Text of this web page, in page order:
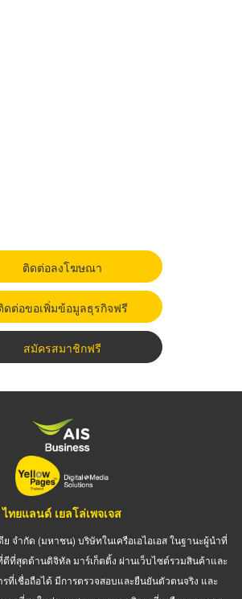
ติดต่อลงโฆษณา
ดต่อขอเพิ่มข้อมูลธุรกิจฟรี
สมัครสมาชิกฟรี
ไทยแลนด์ เยลโล่เพจเจส
ย จำกัด (มหาชน) บริษัทในเครือเอไอเอส ในฐานะผู้นำที่
ที่สุดด้านดิจิทัล มาร์เก็ตติ้ง ผ่านเว็บไซต์รวมสินค้าและ
ที่เชื่อถือได้ มีการตรวจสอบและยืนยันตัวตนจริง และ